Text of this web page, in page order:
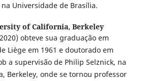
Universidade de Brasília.
of California, Berkeley
obteve sua graduação em
Liège em 1961 e doutorado em
a supervisão de Philip Selznick, na
Berkeley, onde se tornou professor